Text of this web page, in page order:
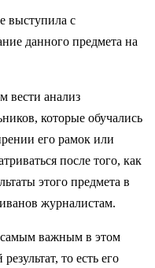
выступила с
данного предмета на
вести анализ
которые обучались
его рамок или
после того, как
этого предмета в
журналистам.
важным в этом
то есть его